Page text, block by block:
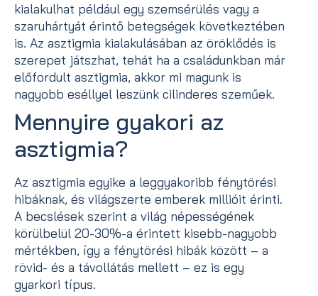
kialakulhat például egy szemsérülés vagy a
szaruhártyát érintő betegségek következtében
is. Az asztigmia kialakulásában az öröklődés is
szerepet játszhat, tehát ha a családunkban már
előfordult asztigmia, akkor mi magunk is
nagyobb eséllyel leszünk cilinderes szeműek.
Mennyire gyakori az
asztigmia?
Az asztigmia egyike a leggyakoribb fénytörési
hibáknak, és világszerte emberek millióit érinti.
A becslések szerint a világ népességének
körülbelül 20-30%-a érintett kisebb-nagyobb
mértékben, így a fénytörési hibák között – a
rövid- és a távollátás mellett – ez is egy
gyarkori típus.